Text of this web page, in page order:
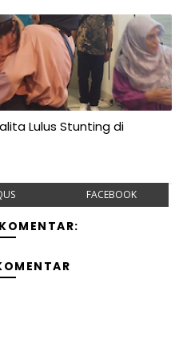
Lulus Stunting di
FACEBOOK